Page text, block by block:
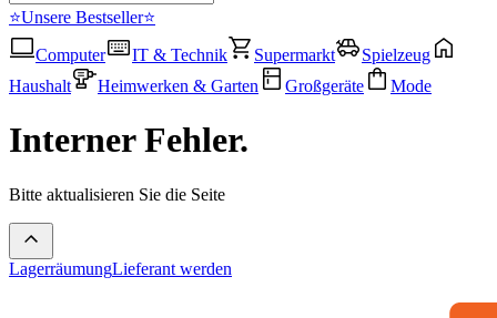
⭐Unsere Bestseller⭐
Computer
IT & Technik Supermarkt
Spielzeug
Haushalt
Heimwerken & Garten Großgeräte Mode
Interner Fehler.
Bitte aktualisieren Sie die Seite
LagerräumungLieferant werden